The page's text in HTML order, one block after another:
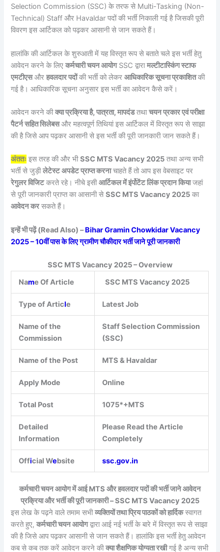
Selection Commission (SSC) के तरफ से Multi-Tasking (Non-
Technical) Staff और Havaldar पदों की भर्ती निकाली गई है जिसकी पूरी
विवरण इस आर्टिकल को पढ़कर आसानी से जान सकते हैं।
हालांकि की आर्टिकल के शुरुआती में यह विस्तृत रूप से बताते चले इस भर्ती हेतु
आवेदन करने के लिएकर्मचारी चयन आयोगSSC द्वारामल्टीटास्किंग स्टाफ
एमटीएसऔरहवलदार पदोंकी भर्ती को लेकरआधिकारिक सूचना प्रकाशितकी
गई है। आधिकारिक सूचना अनुसार इस भर्ती का आवेदन कैसे करें।
आवेदन करने कीक्या प्रक्रिया है, पात्रता, मापदंडतथाचयन प्रकार एवं परीक्षा
पैटर्न सहित सिलेबसऔर महत्वपूर्ण तिथियां इस आर्टिकल में विस्तृत रूप से साझा
की है जिसे आप पढ़कर आसानी से इस भर्ती की पूरी जानकारी जान सकते हैं।
अंततः इस तरह की और भीSSC MTS Vacancy 2025 तथा अन्य सभी
भर्ती से जुड़ीलेटेस्ट अपडेट प्राप्त करनाचाहते हैं तो आप इस वेबसाइट पर
रेगुलर विजिटकरते रहे। नीचे इसीआर्टिकल में इंर्पोटेंट लिंक प्रदान कियाजहां
से पूरी जानकारी प्राप्त का आसानी सेSSC MTS Vacancy 2025 का
आवेदन करसकते हैं।
इन्हें भी पढ़ें (Read Also) –Bihar Gramin Chowkidar Vacancy
2025 – 10वीं पास के लिए ग्रामीण चौकीदार भर्ती जाने पूरी जानकारी
SSC MTS Vacancy 2025 – Overview
Name Of Article SSC MTS Vacancy 2025
Type of Article Latest Job
Name of the
Commission
Staff Selection Commission
(SSC)
Name of the Post MTS & Havaldar
Apply Mode Online
Total Post 1075*+MTS
Detailed
Information
Please Read the Article
Completely
Official Website ssc.gov.in
कर्मचारी चयन आयोग में आई MTS और हवलदार पदों की भर्ती जाने आवेदन
प्रक्रिया और भर्ती की पूरी जानकारी – SSC MTS Vacancy 2025
इस लेख के पढ़ने वाले तमाम सभीव्यक्तियों तथा प्रिय पाठकों को हार्दिकस्वागत
करते हुए,कर्मचारी चयन आयोगद्वारा आई नई भर्ती के बारे में विस्तृत रूप से साझा
की है जिसे आप पढ़कर आसानी से जान सकते हैं। हालांकि इस भर्ती हेतु आवेदन
कब से कब तक करें आवेदन करने कीक्या शैक्षणिक योग्यता रखीगई है अन्य सभी